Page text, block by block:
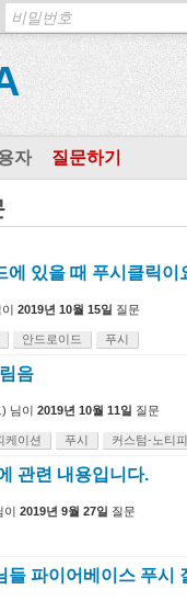
자 질문하기
에 있을 때 푸시클릭이
2019년 10월 15일 질문
안드로이드 푸시
음
) 님이 2019년 10월 11일 질문
케이션 푸시 커스텀-노티
관련 내용입니다.
이 2019년 9월 27일 질문
들 파이어베이스 푸시